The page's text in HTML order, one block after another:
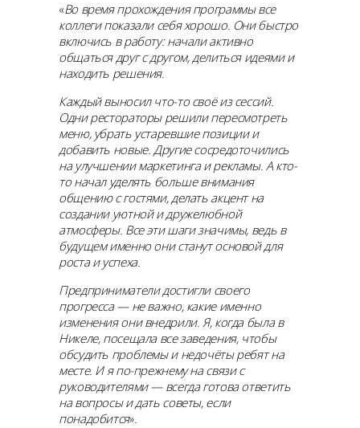
«Во время прохождения программы все
коллеги показали себя хорошо. Они быстро
включись в работу: начали активно
общаться друг с другом, делиться идеями и
находить решения.
Каждый выносил что-то своё из сессий.
Одни рестораторы решили пересмотреть
меню, убрать устаревшие позиции и
добавить новые. Другие сосредоточились
на улучшении маркетинга и рекламы. А кто-
то начал уделять больше внимания
общению с гостями, делать акцент на
создании уютной и дружелюбной
атмосферы. Все эти шаги значимы, ведь в
будущем именно они станут основой для
роста и успеха.
Предприниматели достигли своего
прогресса — не важно, какие именно
изменения они внедрили. Я, когда была в
Никеле, посещала все заведения, чтобы
обсудить проблемы и недочёты ребят на
месте. И я по-прежнему на связи с
руководителями — всегда готова ответить
на вопросы и дать советы, если
понадобится».